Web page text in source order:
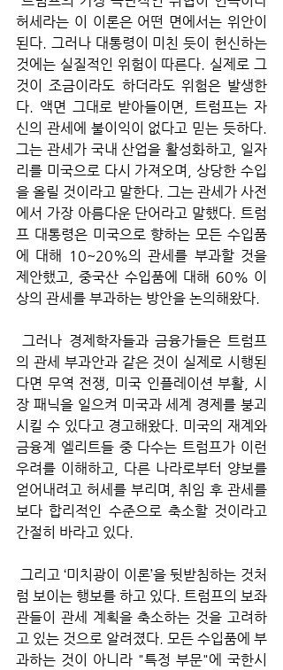
허세라는 이 이론은 어떤 면에서는 위안이
된다. 그러나 대통령이 미친 듯이 헌신하는
것에는 실질적인 위험이 따른다. 실제로 그
것이 조금이라도 하더라도 위험은 발생한
다. 액면 그대로 받아들이면, 트럼프는 자
신의 관세에 불이익이 없다고 믿는 듯하다.
그는 관세가 국내 산업을 활성화하고, 일자
리를 미국으로 다시 가져오며, 상당한 수입
을 올릴 것이라고 말한다. 그는 관세가 사전
에서 가장 아름다운 단어라고 말했다. 트럼
프 대통령은 미국으로 향하는 모든 수입품
에 대해 10~20%의 관세를 부과할 것을
제안했고, 중국산 수입품에 대해 60% 이
상의 관세를 부과하는 방안을 논의해왔다.
그러나 경제학자들과 금융가들은 트럼프
의 관세 부과안과 같은 것이 실제로 시행된
다면 무역 전쟁, 미국 인플레이션 부활, 시
장 패닉을 일으켜 미국과 세계 경제를 붕괴
시킬 수 있다고 경고해왔다. 미국의 재계와
금융계 엘리트들 중 다수는 트럼프가 이런
우려를 이해하고, 다른 나라로부터 양보를
얻어내려고 허세를 부리며, 취임 후 관세를
보다 합리적인 수준으로 축소할 것이라고
간절히 바라고 있다.
럼 보이는 행보를 하고 있다. 트럼프의 보좌
관들이 관세 계획을 축소하는 것을 고려하
고 있는 것으로 알려졌다. 모든 수입품에 부
과하는 것이 아니라 "특정 부문"에 국한시